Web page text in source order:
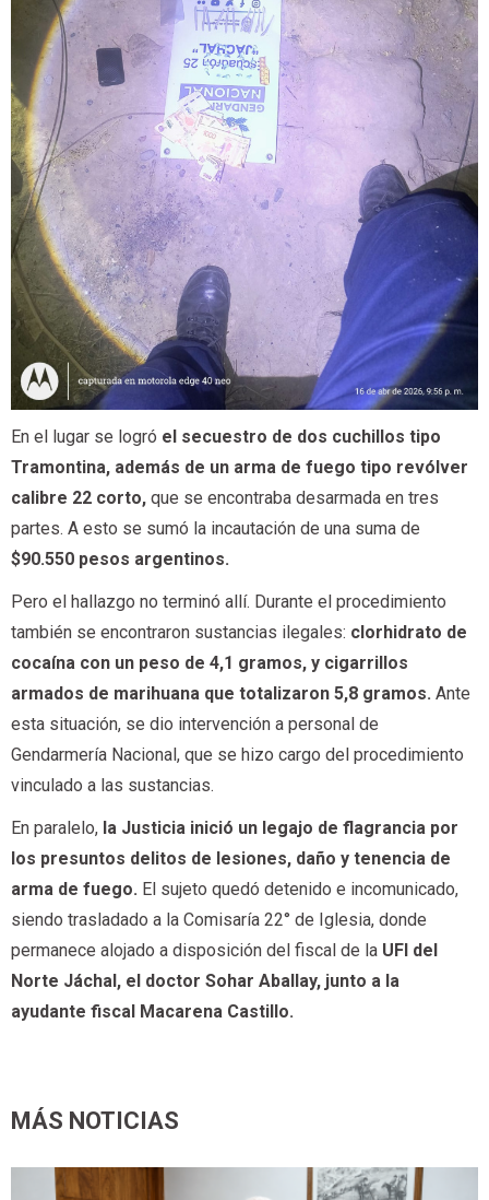
En el lugar se logró el secuestro de dos cuchillos tipo
Tramontina, además de un arma de fuego tipo revólver
calibre 22 corto, que se encontraba desarmada en tres
partes. A esto se sumó la incautación de una suma de
$90.550 pesos argentinos.
Pero el hallazgo no terminó allí. Durante el procedimiento
también se encontraron sustancias ilegales: clorhidrato de
cocaína con un peso de 4,1 gramos, y cigarrillos
armados de marihuana que totalizaron 5,8 gramos. Ante
esta situación, se dio intervención a personal de
Gendarmería Nacional, que se hizo cargo del procedimiento
vinculado a las sustancias.
En paralelo, la Justicia inició un legajo de flagrancia por
los presuntos delitos de lesiones, daño y tenencia de
arma de fuego. El sujeto quedó detenido e incomunicado,
siendo trasladado a la Comisaría 22° de Iglesia, donde
permanece alojado a disposición del fiscal de la UFI del
Norte Jáchal, el doctor Sohar Aballay, junto a la
ayudante fiscal Macarena Castillo.
MÁS NOTICIAS